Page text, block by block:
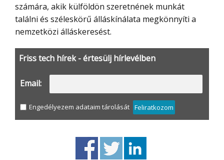
számára, akik külföldön szeretnének munkát
találni és széleskörű álláskínálata megkönnyíti a
nemzetközi álláskeresést.
Friss tech hírek - értesülj hírlevélben
Email:
Engedélyezem adataim tárolását Feliratkozom